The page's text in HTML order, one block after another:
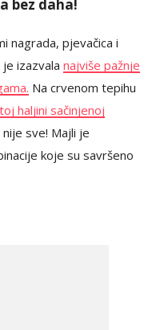
bez daha!
nagrada, pjevačica i
izazvala najviše pažnje
Na crvenom tepihu
haljini sačinjenoj
sve! Majli je
koje su savršeno